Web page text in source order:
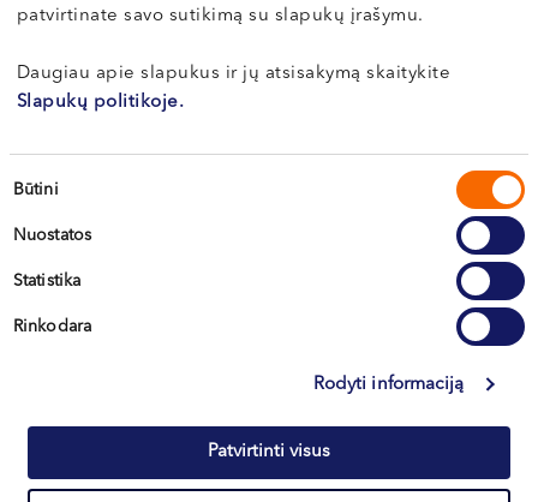
patvirtinate savo sutikimą su slapukų įrašymu.
Daugiau apie slapukus ir jų atsisakymą skaitykite
Slapukų politikoje.
Sutikimo
Būtini
Nuostatos
Statistika
Rinkodara
Rodyti informaciją
Patvirtinti visus
kiekį vitaminų antioksidantų. Šie vitaminai neutralizuoja
Vaistinėse parduodami specialūs šaldomieji purškikliai,
išgerti paracetamolio ar aspirino.
Jei nudegimas labai stiprus ar apima didelį plotą,
Rekomenduojamas vaistinėlės turinys poilsiaujantiems: